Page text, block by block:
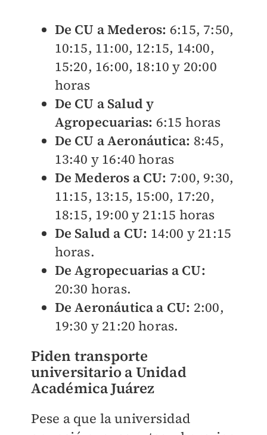
De CU a Mederos: 6:15, 7:50,
10:15, 11:00, 12:15, 14:00,
15:20, 16:00, 18:10 y 20:00
horas
De CU a Salud y
Agropecuarias: 6:15 horas
De CU a Aeronáutica: 8:45,
13:40 y 16:40 horas
De Mederos a CU: 7:00, 9:30,
11:15, 13:15, 15:00, 17:20,
18:15, 19:00 y 21:15 horas
De Salud a CU: 14:00 y 21:15
horas.
De Agropecuarias a CU:
20:30 horas.
De Aeronáutica a CU: 2:00,
19:30 y 21:20 horas.
Piden transporte
universitario a Unidad
Académica Juárez
Pese a que la universidad